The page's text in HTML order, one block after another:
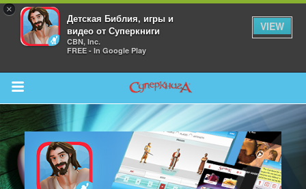
×
Детская Библия, игры и
видео от Суперкниги
CBN, Inc.
FREE - In Google Play
VIEW
Return to Content